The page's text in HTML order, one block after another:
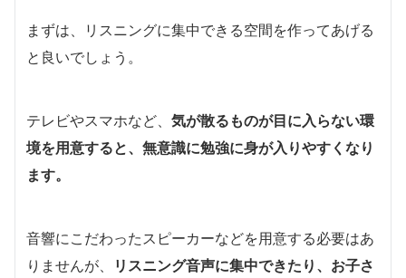
まずは、リスニングに集中できる空間を作ってあげる
と良いでしょう。
テレビやスマホなど、 気が散るものが目に入らない環
境を用意すると、無意識に勉強に身が入りやすくなり
ます。
音響にこだわったスピーカーなどを用意する必要はあ
りませんが、
リスニング音声に集中できたり、お子さ